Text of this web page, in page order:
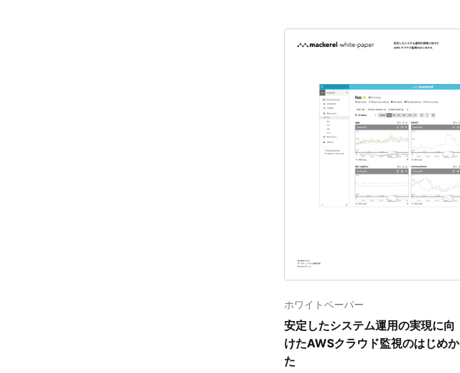
ホワイトペーパー
安定したシステム運用の実現に向
けたAWSクラウド監視のはじめか
た